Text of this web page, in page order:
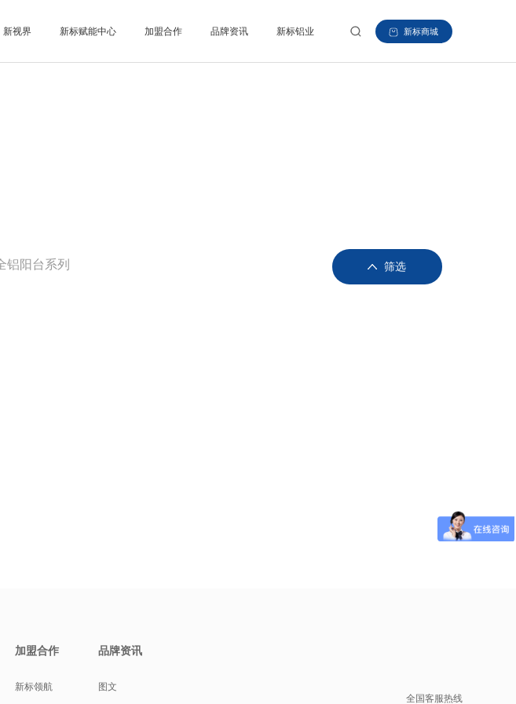
新标商城
新视界 新标赋能中心 加盟合作 品牌资讯 新标铝业
铝阳台系列 筛选
加盟合作
新标领航
品牌资讯
图文
全国客服热线